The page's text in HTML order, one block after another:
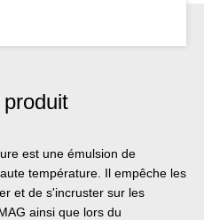
est une émulsion de
température. Il empêche les
et de s'incruster sur les
ainsi que lors du